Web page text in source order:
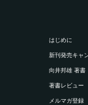
はじめに
新刊発売キャ
向井邦雄 著書
著書レビュー
メルマガ登録